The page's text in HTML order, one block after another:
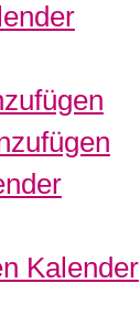
Kalender